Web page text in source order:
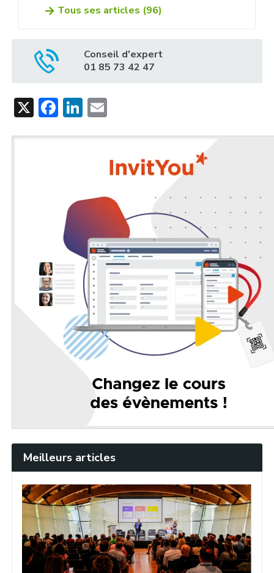
Tous ses articles (96)
Conseil d'expert
01 85 73 42 47
X Facebook
LinkedIn
Meilleurs articles